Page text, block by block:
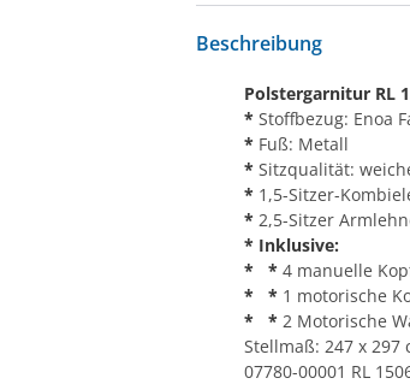
Beschreibung
Polstergarnitur RL
* Stoffbezug: Enoa
* Fuß: Metall
* Sitzqualität:
* 1,5-Sitzer-
* 2,5-Sitzer
* Inklusive:
* * 4 manuelle
* * 1 motorische
* * 2 Motorische
Stellmaß: 247 x 297
07780-00001 RL